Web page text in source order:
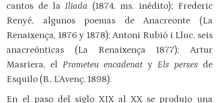
cantos de laIliada (1874, ms. inédito); Frederic
Renyé, algunos poemas de Anacreonte (La
Renaixença, 1876 y 1878); Antoni Rubió i Lluc, seis
anacreónticas (La Renaixença 1877); Artur
Masriera, elPrometeu encadenat y Els perses de
Esquilo (B., L’Avenç, 1898).
En el paso del siglo XIX al XX se produjo una